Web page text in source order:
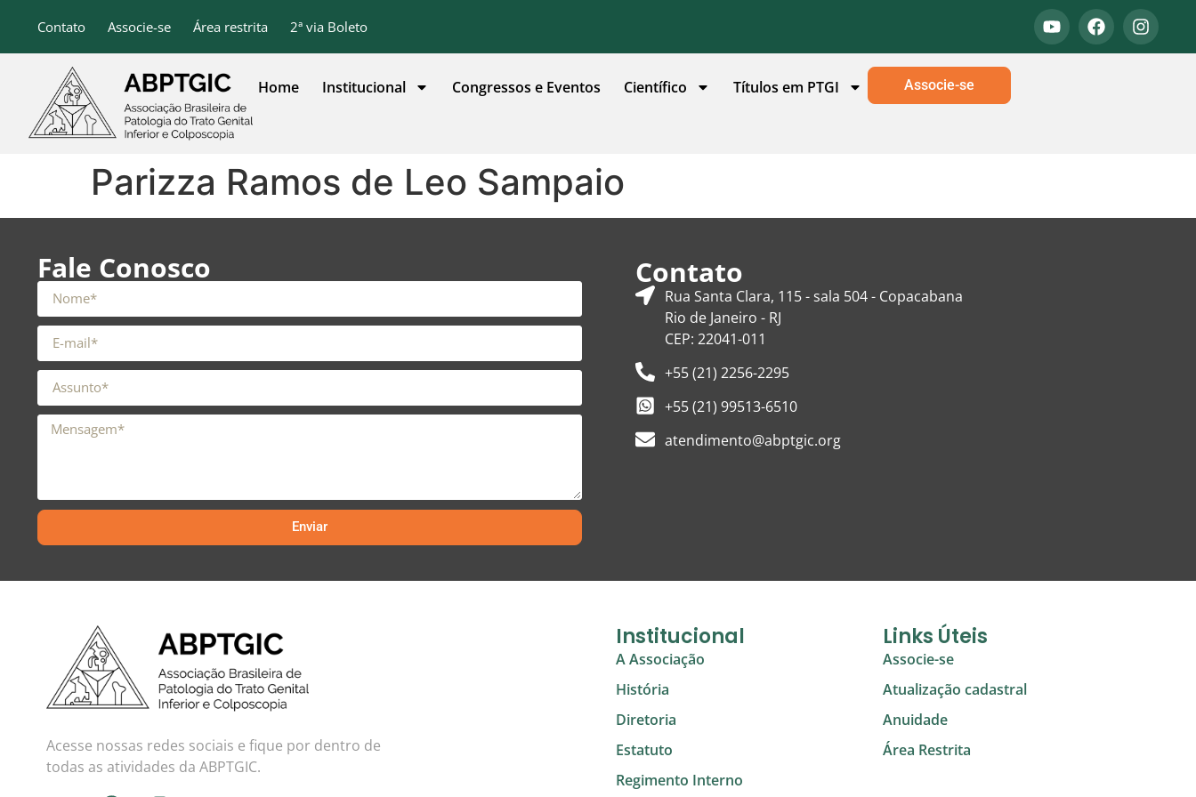
conteúdo
Contato Associe-se Área restrita 2ª via Boleto
Home Institucional Congressos e Eventos Científico Títulos em PTGI Associe-se
Parizza Ramos de Leo Sampaio
Fale Conosco
Enviar
Contato
Rua Santa Clara, 115 - sala 504 - Copacabana
Rio de Janeiro - RJ
CEP: 22041-011
+55 (21) 2256-2295
+55 (21) 99513-6510
atendimento@abptgic.org
Acesse nossas redes sociais e fique por dentro de
todas as atividades da ABPTGIC.
Institucional
A Associação
História
Diretoria
Estatuto
Regimento Interno
Links Úteis
Associe-se
Atualização cadastral
Anuidade
Área Restrita